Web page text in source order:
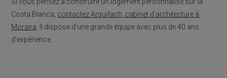
Costa Blanca, contactez Arquifach, cabinet d’architecture à
Moraira . Il dispose d’une grande équipe avec plus de 40 ans
d’expérience.